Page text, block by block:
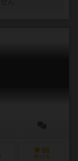
66
持ってる